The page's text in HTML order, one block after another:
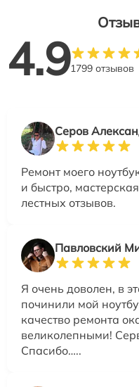
4.91799 отзывов
Серов
Ремонт моего
и быстро,
лестных отзывов.
Павловский
Я очень доволен, в
починили мой
качество ремонта
великолепными!
Спасибо…..